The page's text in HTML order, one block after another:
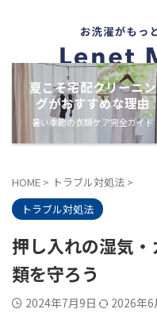
夏こそ宅配クリーニン
グがおすすめな理由
暑い季節の衣類ケア完全ガイド
HOME > トラブル対処法 >
トラブル対処法
押し入れの湿気
類を守ろう
2024年7月9日 2026年6